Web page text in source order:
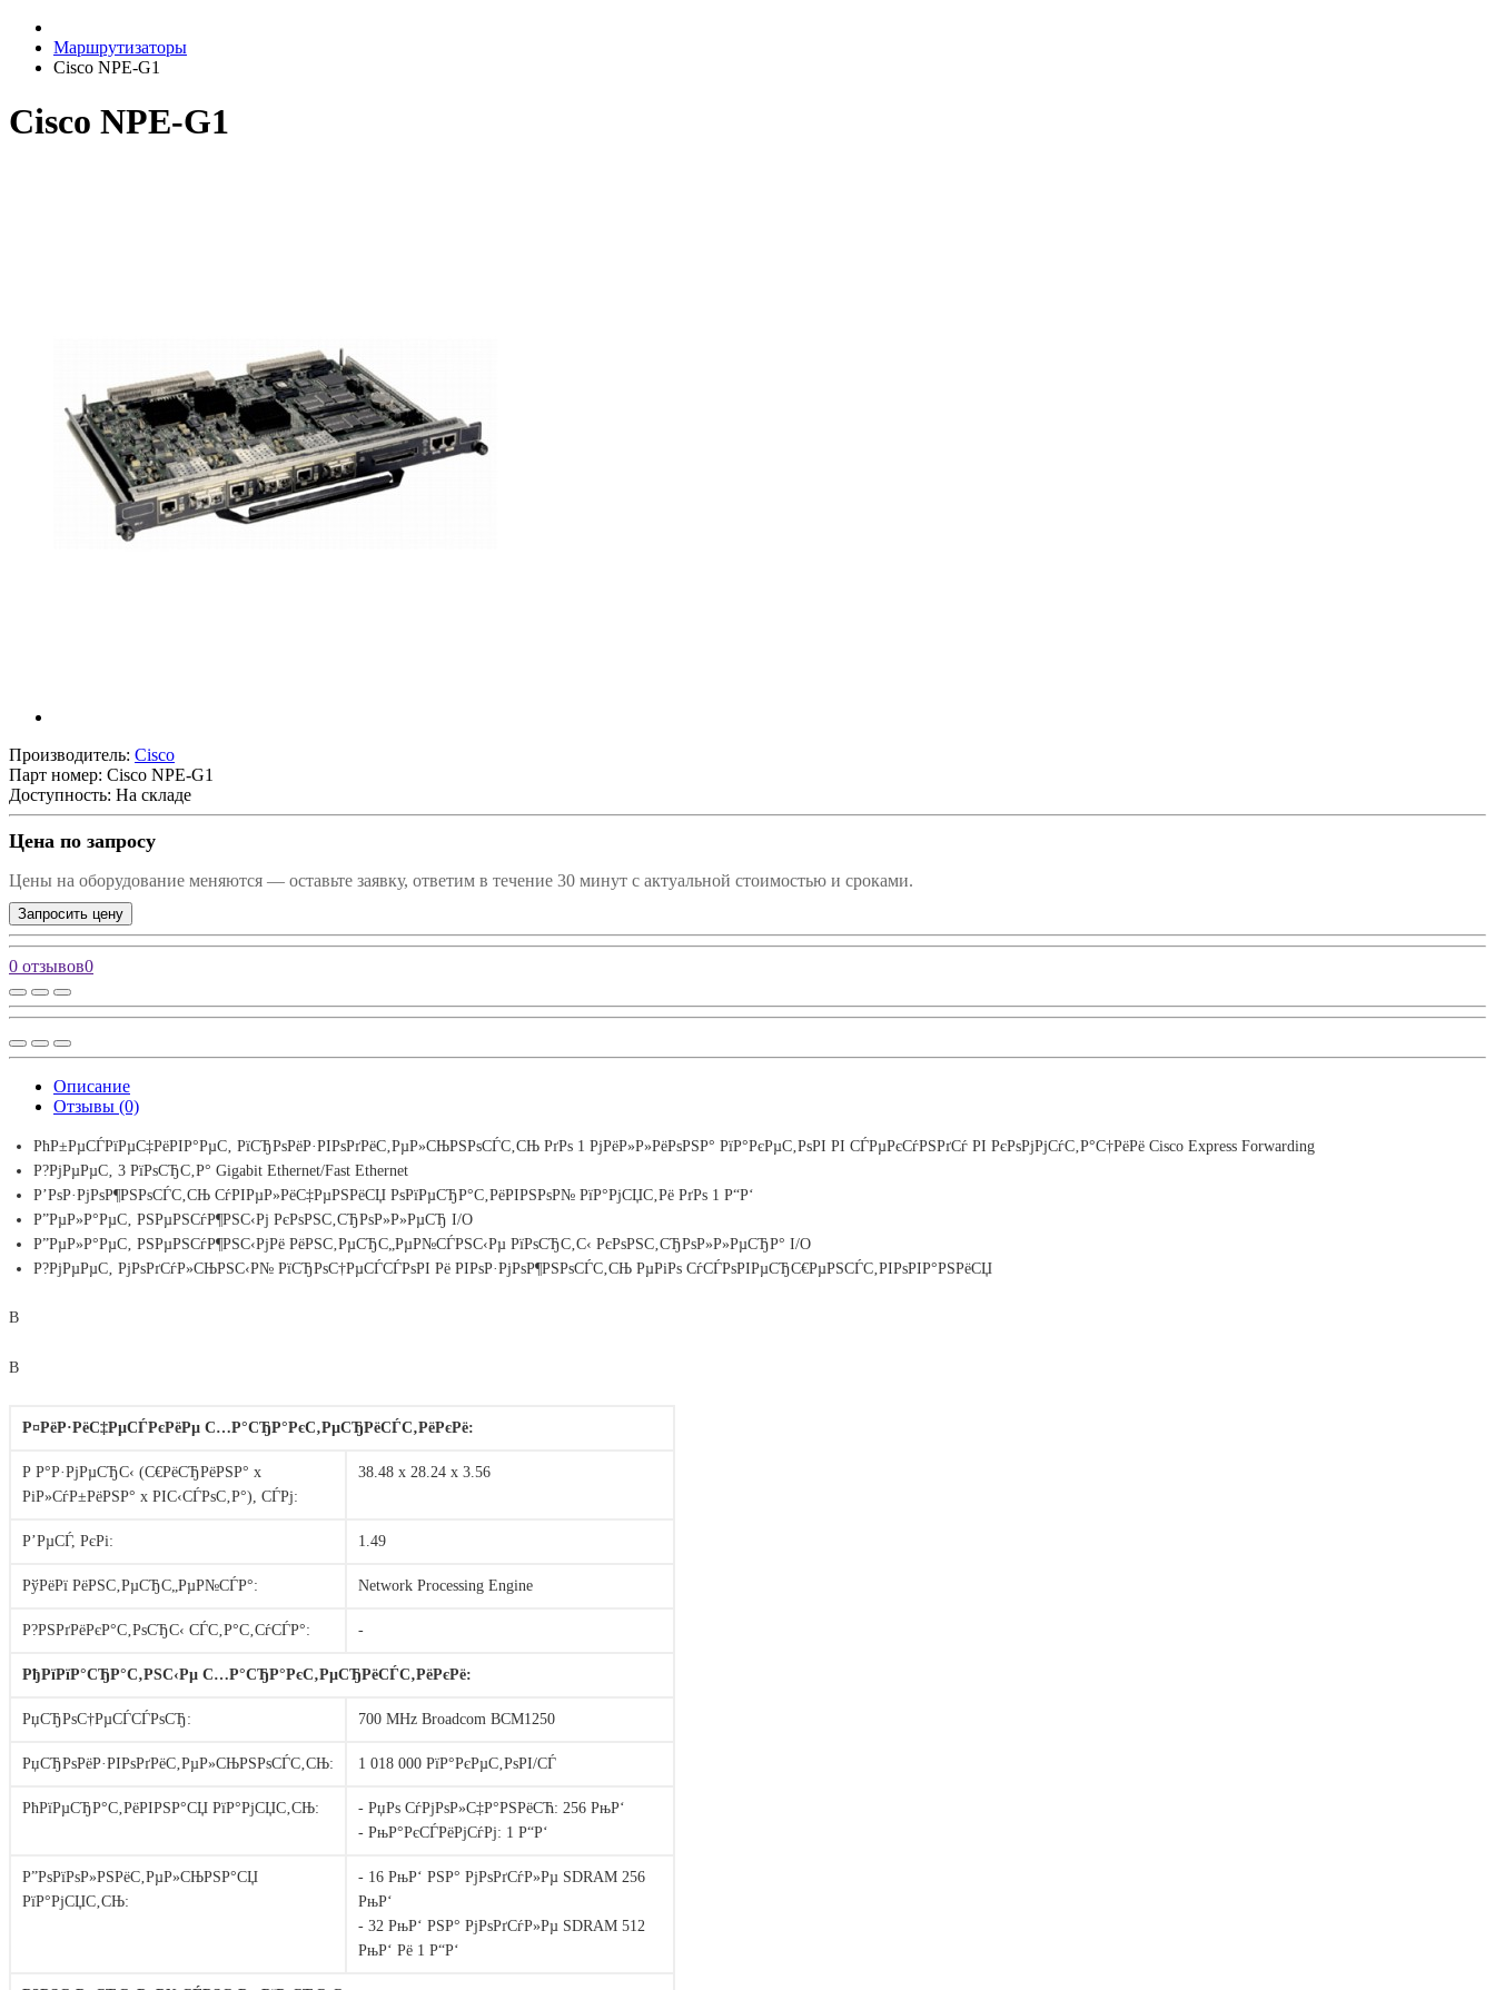
Маршрутизаторы
Cisco NPE-G1
Cisco NPE-G1
Производитель: Cisco
Парт номер: Cisco NPE-G1
Доступность: На складе
Цена по запросу
Цены на оборудование меняются — оставьте заявку, ответим в течение 30 минут с актуальной стоимостью и сроками.
Запросить цену
0 отзывов0
Описание
Отзывы (0)
РћР±РµСЃРїРµС‡РёРІР°РµС‚ РїСЂРѕРёР·РІРѕРґРёС‚РµР»СЊРЅРѕСЃС‚СЊ РґРѕ 1 РјРёР»Р»РёРѕРЅР° РїР°РєРµС‚РѕРІ РІ СЃРµРєСѓРЅРґСѓ РІ РєРѕРјРјСѓС‚Р°С†РёРё Cisco Express Forwarding
Р?РјРµРµС‚ 3 РїРѕСЂС‚Р° Gigabit Ethernet/Fast Ethernet
Р’РѕР·РјРѕР¶РЅРѕСЃС‚СЊ СѓРІРµР»РёС‡РµРЅРёСЏ РѕРїРµСЂР°С‚РёРІРЅРѕР№ РїР°РјСЏС‚Рё РґРѕ 1 Р“Р‘
Р”РµР»Р°РµС‚ РЅРµРЅСѓР¶РЅС‹Рј РєРѕРЅС‚СЂРѕР»Р»РµСЂ I/O
Р”РµР»Р°РµС‚ РЅРµРЅСѓР¶РЅС‹РјРё РёРЅС‚РµСЂС„РµР№СЃРЅС‹Рµ РїРѕСЂС‚С‹ РєРѕРЅС‚СЂРѕР»Р»РµСЂР° I/O
Р?РјРµРµС‚ РјРѕРґСѓР»СЊРЅС‹Р№ РїСЂРѕС†РµСЃСЃРѕРІ Рё РІРѕР·РјРѕР¶РЅРѕСЃС‚СЊ РµРіРѕ СѓСЃРѕРІРµСЂС€РµРЅСЃС‚РІРѕРІР°РЅРёСЏ
В
В
Р¤РёР·РёС‡РµСЃРєРёРµ С…Р°СЂР°РєС‚РµСЂРёСЃС‚РёРєРё:
Р Р°Р·РјРµСЂС‹ (С€РёСЂРёРЅР° x
РіР»СѓР±РёРЅР° x РІС‹СЃРѕС‚Р°), СЃРј:
38.48 x 28.24 x 3.56
Р’РµСЃ, РєРі: 1.49
РўРёРї РёРЅС‚РµСЂС„РµР№СЃР°: Network Processing Engine
Р?РЅРґРёРєР°С‚РѕСЂС‹ СЃС‚Р°С‚СѓСЃР°: -
РђРїРїР°СЂР°С‚РЅС‹Рµ С…Р°СЂР°РєС‚РµСЂРёСЃС‚РёРєРё:
РџСЂРѕС†РµСЃСЃРѕСЂ: 700 MHz Broadcom BCM1250
РџСЂРѕРёР·РІРѕРґРёС‚РµР»СЊРЅРѕСЃС‚СЊ: 1 018 000 РїР°РєРµС‚РѕРІ/СЃ
РћРїРµСЂР°С‚РёРІРЅР°СЏ РїР°РјСЏС‚СЊ:
- РџРѕ СѓРјРѕР»С‡Р°РЅРёСЋ: 256 РњР‘
- РњР°РєСЃРёРјСѓРј: 1 Р“Р‘
Р”РѕРїРѕР»РЅРёС‚РµР»СЊРЅР°СЏ
РїР°РјСЏС‚СЊ:
- 16 РњР‘ РЅР° РјРѕРґСѓР»Рµ SDRAM 256
РњР‘
- 32 РњР‘ РЅР° РјРѕРґСѓР»Рµ SDRAM 512
РњР‘ Рё 1 Р“Р‘